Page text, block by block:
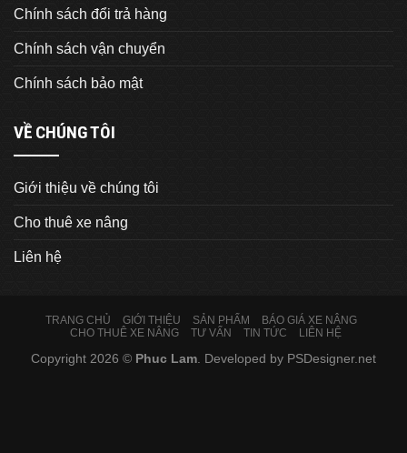
Chính sách đổi trả hàng
Chính sách vận chuyển
Chính sách bảo mật
VỀ CHÚNG TÔI
Giới thiệu về chúng tôi
Cho thuê xe nâng
Liên hệ
TRANG CHỦ GIỚI THIỆU SẢN PHẨM
BÁO GIÁ XE NÂNG
CHO THUÊ XE NÂNG
TƯ VẤN TIN TỨC LIÊN HỆ
Copyright 2026 © Phuc Lam . Developed by PSDesigner.net